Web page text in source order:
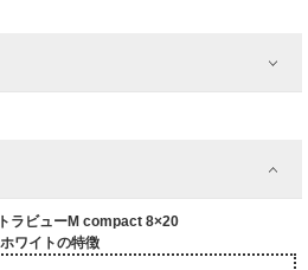
ラビューM compact 8×20
ワイトの特徴